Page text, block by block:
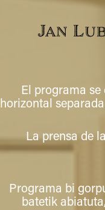
Jan
El programa
horizontal
La prensa de
Programa bi
batetik